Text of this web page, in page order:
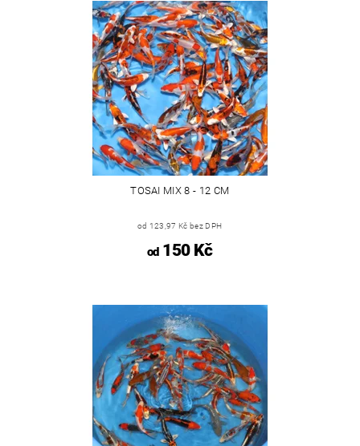
TOSAI MIX 8 - 12 CM
od 123,97 Kč bez DPH
od150 Kč